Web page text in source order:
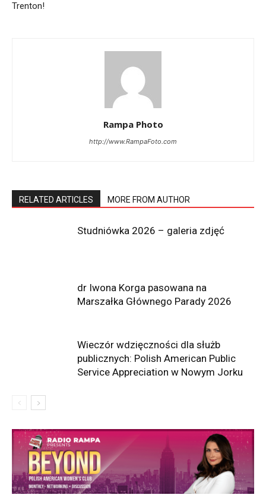
Trenton!
Rampa Photo
http://www.RampaFoto.com
RELATED ARTICLES MORE FROM AUTHOR
Studniówka 2026 – galeria zdjęć
dr Iwona Korga pasowana na
Marszałka Głównego Parady 2026
Wieczór wdzięczności dla służb
publicznych: Polish American Public
Service Appreciation w Nowym Jorku